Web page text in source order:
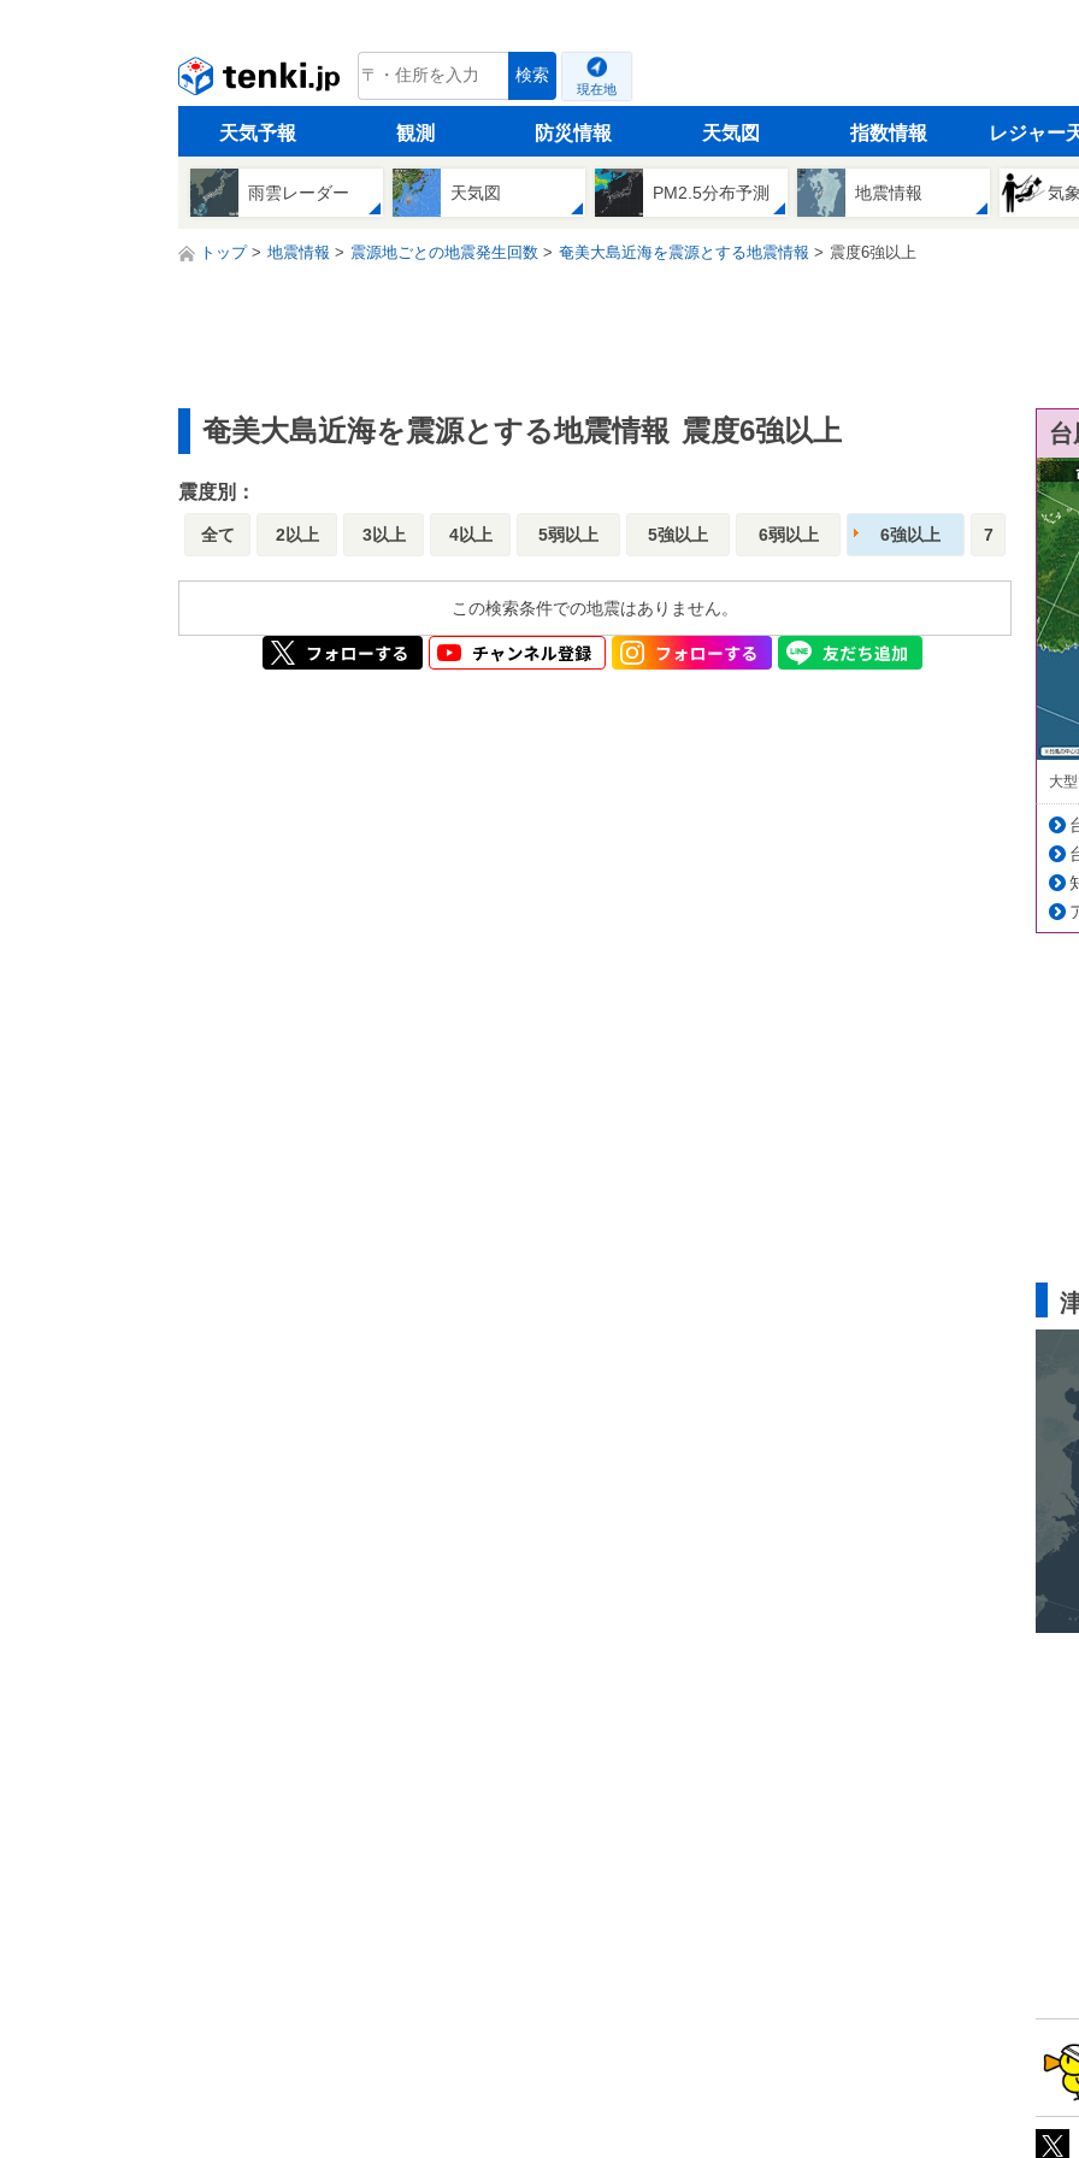
tenki.jp 検索
現在地
天気予報 観測 防災情報 天気図 指数情報 レジャー
雨雲レーダー 天気図 PM2.5分布予測 地震情報 気
トップ 地震情報 震源地ごとの地震発生回数 奄美大島近海を震源とする地震情報 震度6強以上
奄美大島近海を震源とする地震情報 震度6強以上
震度別：
全て 2以上 3以上 4以上 5弱以上 5強以上 6弱以上 6強以上 7
この検索条件での地震はありません。
大